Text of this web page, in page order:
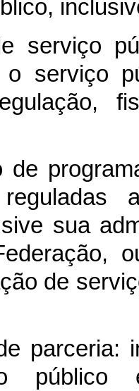
serviço
o serviço
de
sua
de
parceria:
público